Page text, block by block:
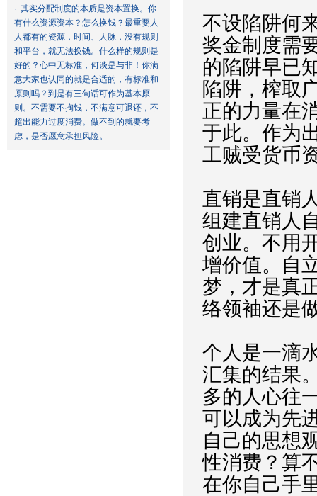
· 其实分配制度的本质是资本置换。你
有什么资源资本？怎么换钱？最重要人
人都有的资源，时间、人脉，没有规则
和平台，就无法换钱。什么样的规则是
好的？心中无标准，何谈是与非！你满
意大家也认同的就是合适的，有标准和
原则吗？到是有三句话可作为基本原
则。不需要不掏钱，不满意可退还，不
超出能力过度消费。做不到的就要考
虑，是否愿意承担风险。
不设陷阱何
奖金制度需
的陷阱早已
陷阱，榨取
正的力量在
于此。作为
工贼受货币
直销是直销
组建直销人
创业。不用
增价值。自
梦，才是真
络领袖还是
个人是一滴
汇集的结果
多的人心往
可以成为先
自己的思想
性消费？算
在你自己手